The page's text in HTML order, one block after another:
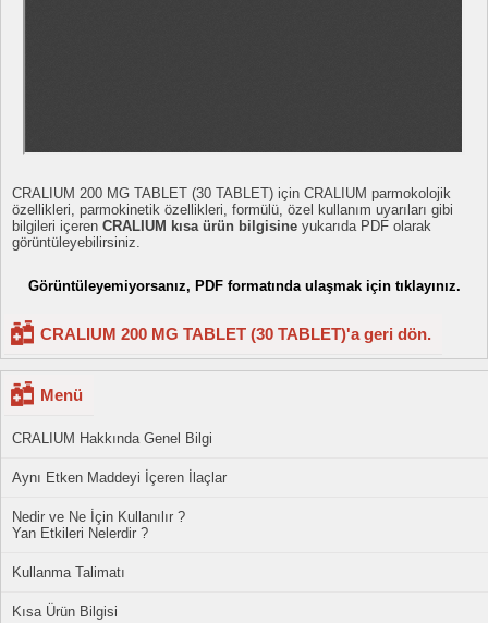
CRALIUM 200 MG TABLET (30 TABLET) için CRALIUM parmokolojik
özellikleri, parmokinetik özellikleri, formülü, özel kullanım uyarıları gibi
bilgileri içeren CRALIUM kısa ürün bilgisine yukarıda PDF olarak
görüntüleyebilirsiniz.
Görüntüleyemiyorsanız, PDF formatında ulaşmak için tıklayınız.
CRALIUM 200 MG TABLET (30 TABLET)'a geri dön.
Menü
CRALIUM Hakkında Genel Bilgi
Aynı Etken Maddeyi İçeren İlaçlar
Nedir ve Ne İçin Kullanılır ?
Yan Etkileri Nelerdir ?
Kullanma Talimatı
Kısa Ürün Bilgisi